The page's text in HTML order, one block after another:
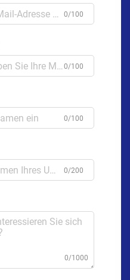
0/100
0/100
0/100
0/200
0/1000